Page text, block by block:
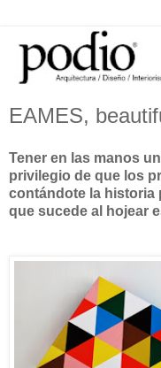
EAMES,
Tener en las manos
privilegio de que los
contándote la historia
que sucede al hojear